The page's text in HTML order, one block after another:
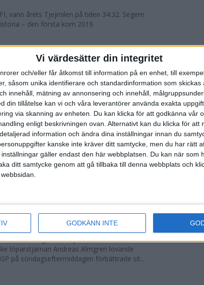
Vi värdesätter din integritet
och/eller får åtkomst till information på en enhet, till
såsom unika identifierare och standardinformation som skickas
innehåll, mätning av annonsering och innehåll,
din tillåtelse kan vi och våra leverantörer använda exakta
via skanning av enheten. Du kan klicka för att godkänna vår
enligt beskrivningen ovan. Alternativt kan du klicka för att
information och ändra dina inställningar innan du
kanske inte kräver ditt samtycke, men du har rätt
gäller endast den här webbplatsen. Du kan när som
ditt samtycke genom att gå tillbaka till denna webbplats och
GODKÄNN INTE
vann årets Tjejmilen på tiden 34:32. Segern
– den första kom 2019.
på 12 år i rekordstort adidas
Stockholm Halvmaraton avgjordes i
grader, mulet och väldigt lite vind. Totalt
15,807 kom till sta...
vann Finnkampen
världens äldsta och största
inför fullsatta läktare på Stockholms
testade VM-formen
VM, som avgörs i Tokyo den 13-21
löparstjärnan Andreas Almgren lovande
på söndagseftermiddagen förbättrade sit...